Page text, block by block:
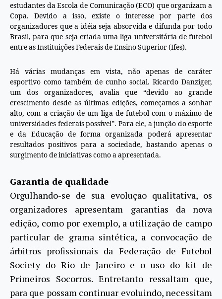
estudantes da Escola de Comunicação (ECO) que organizam a
Copa. Devido a isso, existe o interesse por parte dos
organizadores que a idéia seja absorvida e difunda por todo
Brasil, para que seja criada uma liga universitária de futebol
entre as Instituições Federais de Ensino Superior (Ifes).
Há várias mudanças em vista, não apenas de caráter
esportivo como também de cunho social. Ricardo Danziger,
um dos organizadores, avalia que “devido ao grande
crescimento desde as últimas edições, começamos a sonhar
alto, com a criação de um liga de futebol com o máximo de
universidades federais possível”. Para ele, a junção do esporte
e da Educação de forma organizada poderá apresentar
resultados positivos para a sociedade, bastando apenas o
surgimento de iniciativas como a apresentada.
Garantia de qualidade
Orgulhando-se de sua evolução qualitativa, os
organizadores apresentam garantias da nova
edição, como por exemplo, a utilização de campo
particular de grama sintética, a convocação de
árbitros profissionais da Federação de Futebol
Society do Rio de Janeiro e o uso do kit de
Primeiros Socorros. Entretanto ressaltam que,
para que possam continuar evoluindo, necessitam